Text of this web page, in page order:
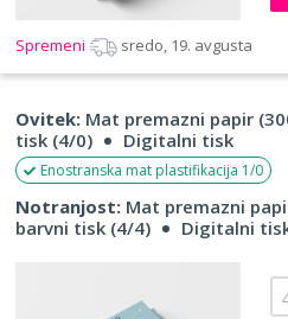
Spremeni sredo, 19. avgusta
Ovitek: Mat premazni papir
tisk (4/0)
Digitalni tisk
Enostranska mat plastifikacija 1/0
Notranjost: Mat premazni
barvni tisk (4/4)
Digitalni